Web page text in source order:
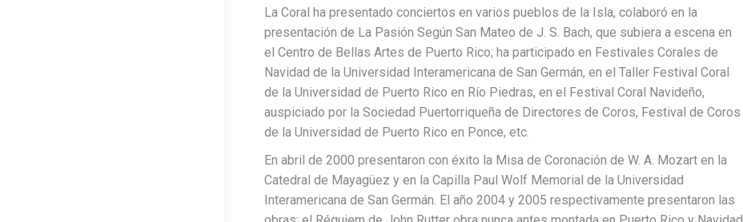
La Coral ha presentado conciertos en varios pueblos de la Isla, colaboró en la
presentación de La Pasión Según San Mateo de J. S. Bach, que subiera a escena en
el Centro de Bellas Artes de Puerto Rico; ha participado en Festivales Corales de
Navidad de la Universidad Interamericana de San Germán, en el Taller Festival Coral
de la Universidad de Puerto Rico en Río Piedras, en el Festival Coral Navideño,
auspiciado por la Sociedad Puertorriqueña de Directores de Coros, Festival de Coros
de la Universidad de Puerto Rico en Ponce, etc.
En abril de 2000 presentaron con éxito la Misa de Coronación de W. A. Mozart en la
Catedral de Mayagüez y en la Capilla Paul Wolf Memorial de la Universidad
Interamericana de San Germán. El año 2004 y 2005 respectivamente presentaron las